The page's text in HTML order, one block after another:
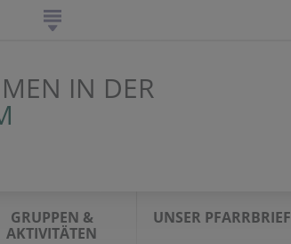
IN DER
GRUPPEN &
AKTIVITÄTEN
UNSER PFARRBRIEF